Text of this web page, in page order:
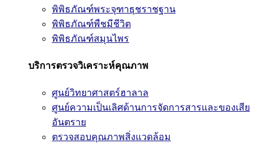
พิพิธภัณฑ์พระจุฑาธุชราชฐาน
พิพิธภัณฑ์พืชมีชีวิต
พิพิธภัณฑ์สมุนไพร
บริการตรวจวิเคราะห์คุณภาพ
ศูนย์วิทยาศาสตร์ฮาลาล
ศูนย์ความเป็นเลิศด้านการจัดการสารและของเสีย
อันตราย
ตรวจสอบคุณภาพสิ่งแวดล้อม